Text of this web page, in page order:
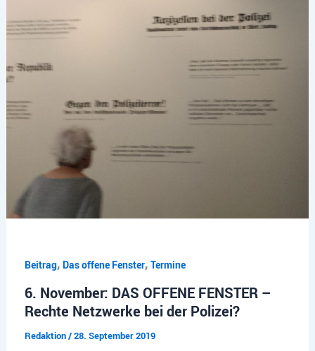
Beitrag, Das offene Fenster, Termine
6. November: DAS OFFENE FENSTER –
Rechte Netzwerke bei der Polizei?
Redaktion/28. September 2019